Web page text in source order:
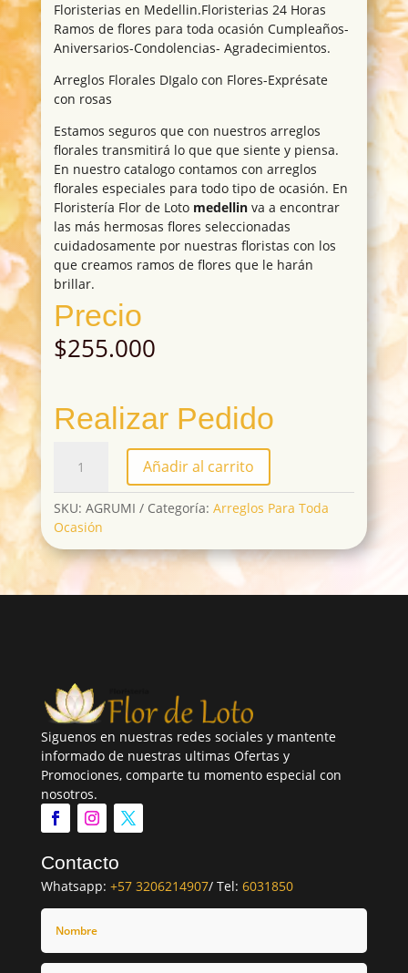
Floristerias en Medellin.Floristerias 24 Horas
Ramos de flores para toda ocasión Cumpleaños-
Aniversarios-Condolencias- Agradecimientos.
Arreglos Florales DIgalo con Flores-Exprésate
con rosas
Estamos seguros que con nuestros arreglos
florales transmitirá lo que que siente y piensa.
En nuestro catalogo contamos con arreglos
florales especiales para todo tipo de ocasión. En
Floristería Flor de Loto medellinva a encontrar
las más hermosas flores seleccionadas
cuidadosamente por nuestras floristas con los
que creamos ramos de flores que le harán
brillar.
Precio
$255.000
Realizar Pedido
cantidad
Añadir al carrito
SKU: AGRUMI Categoría: Arreglos Para Toda
Ocasión
Siguenos en nuestras redes sociales y mantente
informado de nuestras ultimas Ofertas y
Promociones, comparte tu momento especial con
nosotros.
Contacto
Whatsapp: +57 3206214907/ Tel: 6031850